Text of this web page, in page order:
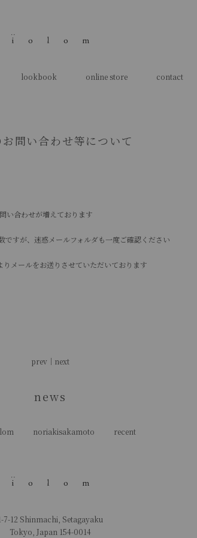
lookbook online store contact
お問い合わせ等について
い合わせが増えております
すが、迷惑メールフォルダも一度ご確認ください
ールをお送りさせていただいております
prev ｜ next
news
noriakisakamoto recent
7-12 Shinmachi, Setagayaku
Tokyo, Japan 154-0014